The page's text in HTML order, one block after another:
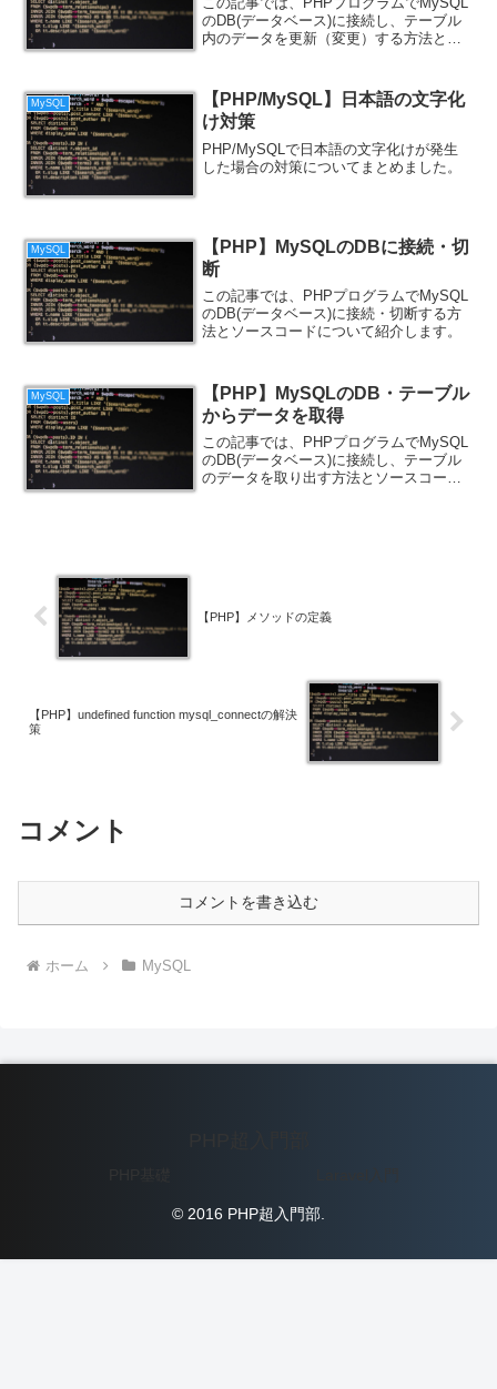
のDB(データベース)に接続し、テーブル
内のデータを更新（変更）する方法とソ
MySQL
【PHP/MySQL】日本語の文字化
け対策
PHP/MySQLで日本語の文字化けが発生
した場合の対策についてまとめました。
MySQL
【PHP】MySQLのDBに接続・切
断
この記事では、PHPプログラムでMySQL
のDB(データベース)に接続・切断する方
法とソースコードについて紹介します。
MySQL
【PHP】MySQLのDB・テーブル
からデータを取得
この記事では、PHPプログラムでMySQL
のDB(データベース)に接続し、テーブル
のデータを取り出す方法とソースコード
【PHP】メソッドの定義
【PHP】undefined function mysql_connectの解決
策
コメント
コメントを書き込む
ホーム MySQL
© 2016 PHP超入門部.